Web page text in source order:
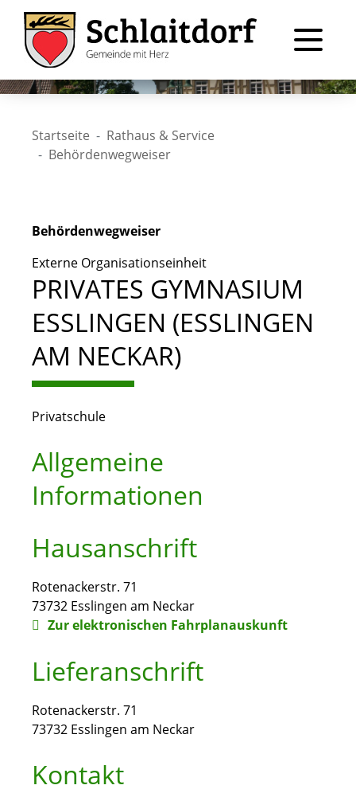
Startseite
Rathaus & Service
Behördenwegweiser
Behördenwegweiser
Externe Organisationseinheit
PRIVATES GYMNASIUM
ESSLINGEN (ESSLINGEN
AM NECKAR)
Privatschule
Allgemeine
Informationen
Hausanschrift
Rotenackerstr. 71
73732 Esslingen am Neckar
Zur elektronischen Fahrplanauskunft
Lieferanschrift
Rotenackerstr. 71
73732 Esslingen am Neckar
Kontakt